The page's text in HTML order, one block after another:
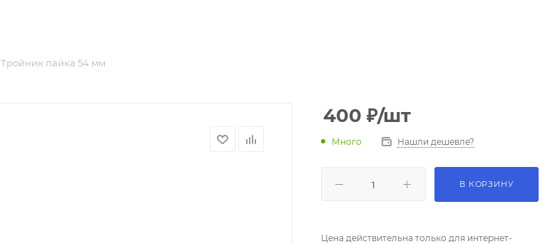
Тройник пайка 54 мм
400 ₽/шт
Много Нашли дешевле?
В КОРЗИНУ
Цена действительна только для интернет-